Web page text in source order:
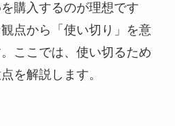
購入するのが理想です
点から「使い切り」を意
ここでは、使い切るため
を解説します。